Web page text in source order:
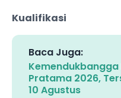
Kualifikasi
Baca Juga:
Kemendukbangga
Pratama 2026,
10 Agustus